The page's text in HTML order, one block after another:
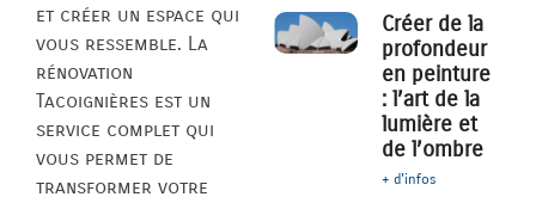
et créer un espace qui
vous ressemble. La
rénovation
Tacoignières est un
service complet qui
vous permet de
transformer votre
Créer de la
profondeur
en peinture
: l’art de la
lumière et
de l’ombre
+ d'infos